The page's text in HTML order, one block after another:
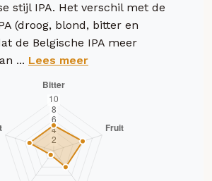
stijl IPA. Het verschil met de
(droog, blond, bitter en
de Belgische IPA meer
... Lees meer